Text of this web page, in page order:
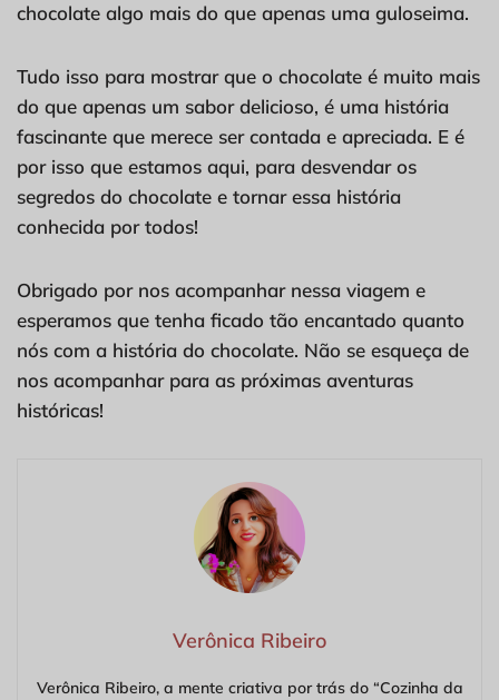
chocolate algo mais do que apenas uma guloseima.
Tudo isso para mostrar que o chocolate é muito mais
do que apenas um sabor delicioso, é uma história
fascinante que merece ser contada e apreciada. E é
por isso que estamos aqui, para desvendar os
segredos do chocolate e tornar essa história
conhecida por todos!
Obrigado por nos acompanhar nessa viagem e
esperamos que tenha ficado tão encantado quanto
nós com a história do chocolate. Não se esqueça de
nos acompanhar para as próximas aventuras
históricas!
Verônica Ribeiro
Verônica Ribeiro, a mente criativa por trás do “Cozinha da